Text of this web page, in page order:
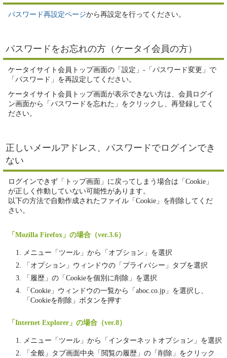
パスワード再設定ページから再設定を行ってください。
パスワードをお忘れの方（ケータイ会員の方）
ケータイサイト会員トップ画面の「設定」-「パスワード変更」で
「パスワード」を再設定してください。
ケータイサイト会員トップ画面が表示できない方は、会員ログイ
ン画面から「パスワードを忘れた」をクリックし、再登録してく
ださい。
正しいメールアドレス、パスワードでログインでき
ない
ログインできず「トップ画面」に戻ってしまう場合は「Cookie」
が正しく作動していない可能性があります。
以下の方法で自動作成されたファイル「Cookie」を削除してくだ
さい。
「Mozilla Firefox」の場合（ver.3.6）
メニュー「ツール」から「オプション」を選択
「オプション」ウィンドウの「プライバシー」タブを選択
「履歴」の「Cookieを個別に削除」を選択
「Cookie」ウィンドウの一覧から「aboc.co.jp」を選択し、
「Cookieを削除」ボタンを押す
「Internet Explorer」の場合（ver.8）
メニュー「ツール」から「インターネットオプション」を選択
「全般」タブ画面中央「閲覧の履歴」の「削除」をクリック